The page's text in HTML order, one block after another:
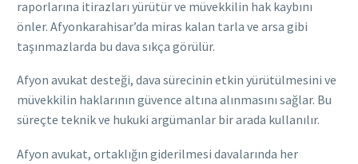
raporlarına itirazları yürütür ve müvekkilin hak kaybını
önler. Afyonkarahisar’da miras kalan tarla ve arsa gibi
taşınmazlarda bu dava sıkça görülür.
Afyon avukat desteği, dava sürecinin etkin yürütülmesini ve
müvekkilin haklarının güvence altına alınmasını sağlar. Bu
süreçte teknik ve hukuki argümanlar bir arada kullanılır.
Afyon avukat, ortaklığın giderilmesi davalarında her